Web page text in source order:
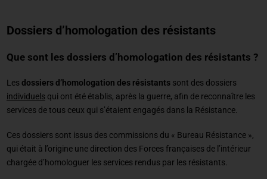
Dossiers d’homologation des résistants
Que sont les dossiers d’homologation des résistants ?
Lesdossiers d’homologation des résistantssont des dossiers
individuelsqui ont été établis, après la guerre, afin de reconnaître les
services de tous ceux qui s’étaient engagés dans la Résistance.
Ces dossiers sont issus des commissions du « Bureau Résistance »,
qui était à l’origine une direction des Forces françaises de l’intérieur
chargée d’homologuer les services rendus par les résistants.